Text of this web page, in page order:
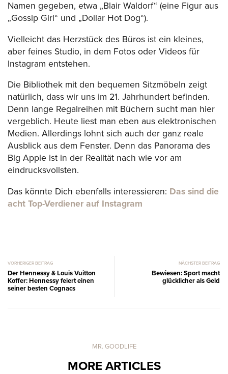
Namen gegeben, etwa „Blair Waldorf“ (eine Figur aus
„Gossip Girl“ und „Dollar Hot Dog“).
Vielleicht das Herzstück des Büros ist ein kleines,
aber feines Studio, in dem Fotos oder Videos für
Instagram entstehen.
Die Bibliothek mit den bequemen Sitzmöbeln zeigt
natürlich, dass wir uns im 21. Jahrhundert befinden.
Denn lange Regalreihen mit Büchern sucht man hier
vergeblich. Heute liest man eben aus elektronischen
Medien. Allerdings lohnt sich auch der ganz reale
Ausblick aus dem Fenster. Denn das Panorama des
Big Apple ist in der Realität nach wie vor am
eindrucksvollsten.
Das könnte Dich ebenfalls interessieren: Das sind die
acht Top-Verdiener auf Instagram
VORHERIGER BEITRAG
Der Hennessy & Louis Vuitton
Koffer: Hennessy feiert einen
seiner besten Cognacs
NÄCHSTER BEITRAG
Bewiesen: Sport macht
glücklicher als Geld
MR. GOODLIFE
MORE ARTICLES